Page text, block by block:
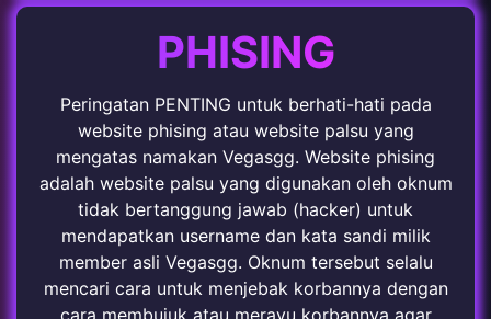
PHISING
Peringatan PENTING untuk berhati-hati pada
website phising atau website palsu yang
mengatas namakan Vegasgg. Website phising
adalah website palsu yang digunakan oleh oknum
tidak bertanggung jawab (hacker) untuk
mendapatkan username dan kata sandi milik
member asli Vegasgg. Oknum tersebut selalu
mencari cara untuk menjebak korbannya dengan
cara membujuk atau merayu korbannya agar